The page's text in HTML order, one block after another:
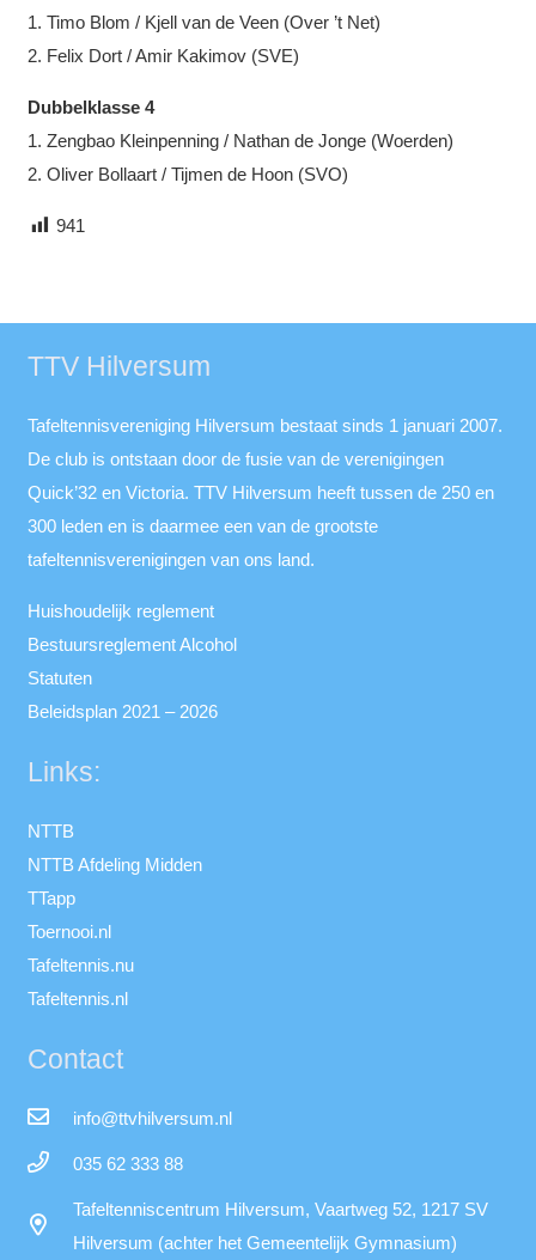
1. Timo Blom / Kjell van de Veen (Over ’t Net)
2. Felix Dort / Amir Kakimov (SVE)
Dubbelklasse 4
1. Zengbao Kleinpenning / Nathan de Jonge (Woerden)
2. Oliver Bollaart / Tijmen de Hoon (SVO)
941
TTV Hilversum
Tafeltennisvereniging Hilversum bestaat sinds 1 januari 2007.
De club is ontstaan door de fusie van de verenigingen
Quick’32 en Victoria. TTV Hilversum heeft tussen de 250 en
300 leden en is daarmee een van de grootste
tafeltennisverenigingen van ons land.
Huishoudelijk reglement
Bestuursreglement Alcohol
Statuten
Beleidsplan 2021 – 2026
Links:
NTTB
NTTB Afdeling Midden
TTapp
Toernooi.nl
Tafeltennis.nu
Tafeltennis.nl
Contact
info@ttvhilversum.nl
035 62 333 88
Tafeltenniscentrum Hilversum, Vaartweg 52, 1217 SV
Hilversum (achter het Gemeentelijk Gymnasium)